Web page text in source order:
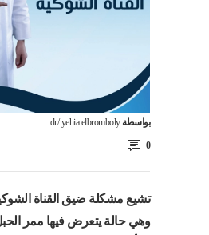
بواسطةdr/ yehia elbromboly
0
تشيع مشكلة ضيق القناة
وهي حالة يتعرض فيها ممر